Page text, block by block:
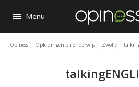
Menu
Opiness Opleidingen en onderwijs Zwolle